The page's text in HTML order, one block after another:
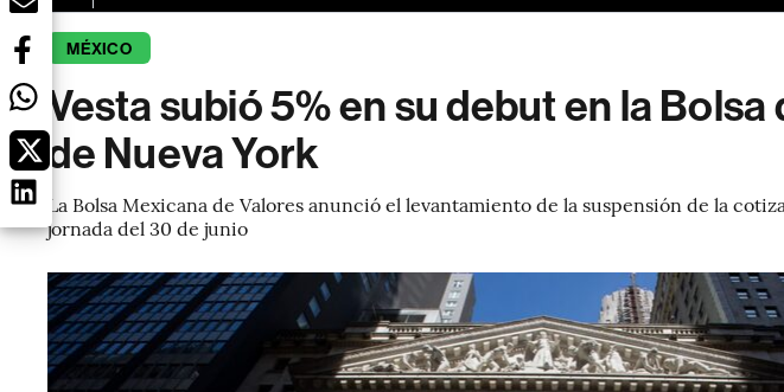
MÉXICO
Vesta subió 5% en su debut en la Bolsa
de Nueva York
La Bolsa Mexicana de Valores anunció el levantamiento de la suspensión de la
jornada del 30 de junio